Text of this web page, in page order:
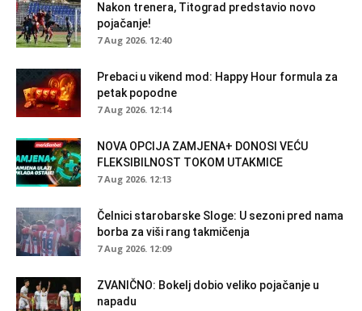
Nakon trenera, Titograd predstavio novo
pojačanje!
7 Aug 2026. 12:40
Prebaci u vikend mod: Happy Hour formula za
petak popodne
7 Aug 2026. 12:14
NOVA OPCIJA ZAMJENA+ DONOSI VEĆU
FLEKSIBILNOST TOKOM UTAKMICE
7 Aug 2026. 12:13
Čelnici starobarske Sloge: U sezoni pred nama
borba za viši rang takmičenja
7 Aug 2026. 12:09
ZVANIČNO: Bokelj dobio veliko pojačanje u
napadu